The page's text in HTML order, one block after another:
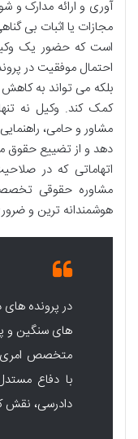
آوری و ارائه مدارک و
مجازات یا اثبات بی
است که حضور یک وکیل
احتمال موفقیت در
بلکه می تواند به
کمک کند. وکیل نه
مشاور و حامی،
دهد و از تضییع حقوق
اتهاماتی که در
مشاوره حقوقی
هوشمندانه ترین و
در پرونده
های سنگین و
متخصص امری
با دفاع
دادرسی، نقش